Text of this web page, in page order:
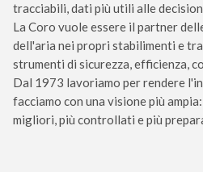
tracciabili, dati più utili alle
La Coro vuole essere il partner
dell'aria nei propri stabilimenti e
strumenti di sicurezza, efficienza,
Dal 1973 lavoriamo per rendere
facciamo con una visione più
migliori, più controllati e più